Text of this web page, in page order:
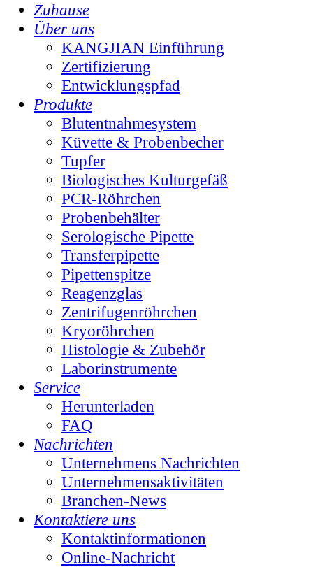
Zuhause
Über uns
KANGJIAN Einführung
Zertifizierung
Entwicklungspfad
Produkte
Blutentnahmesystem
Küvette & Probenbecher
Tupfer
Biologisches Kulturgefäß
PCR-Röhrchen
Probenbehälter
Serologische Pipette
Transferpipette
Pipettenspitze
Reagenzglas
Zentrifugenröhrchen
Kryoröhrchen
Histologie & Zubehör
Laborinstrumente
Service
Herunterladen
FAQ
Nachrichten
Unternehmens Nachrichten
Unternehmensaktivitäten
Branchen-News
Kontaktiere uns
Kontaktinformationen
Online-Nachricht